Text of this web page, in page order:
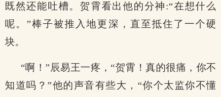
既然还能吐槽。贺霄看出他的分神:“在想什么
呢。”棒子被推入地更深，直至抵住了一个硬
块。
“啊！”辰易王一疼，“贺霄！真的很痛，你不
知道吗？”他的声音有些大，“你个太监你不懂